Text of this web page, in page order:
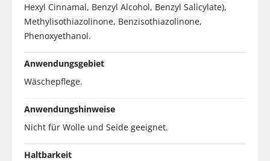
Hexyl Cinnamal, Benzyl Alcohol, Benzyl Salicylate),
Methylisothiazolinone, Benzisothiazolinone,
Phenoxyethanol.
Anwendungsgebiet
Wäschepflege.
Anwendungshinweise
Nicht für Wolle und Seide geeignet.
Haltbarkeit